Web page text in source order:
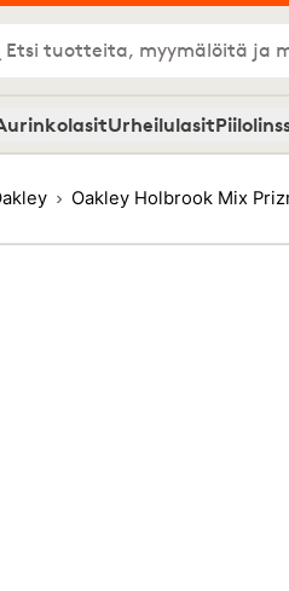
Etsi tuotteita, myymälöitä ja
Urheilulasit
Oakley Holbrook Mix